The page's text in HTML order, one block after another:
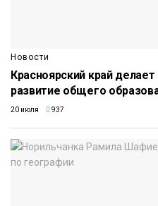
Новости
Красноярский край
развитие общего
20 июля 937